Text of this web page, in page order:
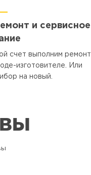
и сервисное
счет выполним ремонт
изготовителе. Или
на новый.